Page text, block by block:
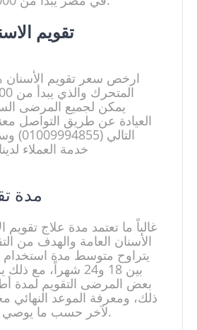
ارخص سعر تقويم الأسنان
يمكن لجميع المرضى
العيادة عن طريق التواصل
التالي
خدمة العملاء
غالباً ما تعتمد مدة علاج تقويم
الأسنان العامة والهدف من
يتراوح متوسط ​​مدة استخدام
بين 18 و24 شهراً،
بعض المرضى التقويم لمدة
ذلك، ومعرفة الموعد
لآخر حسب ما يوصي الطبيب للمريض.